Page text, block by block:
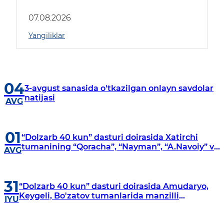
07.08.2026
Yangiliklar
04
AVG
3-avgust sanasida o'tkazilgan onlayn savdolar
natijasi
01
AVG
“Dolzarb 40 kun” dasturi doirasida Xatirchi
tumanining “Qoracha”, “Nayman”, “A.Navoiy” va
31
IYU
“Dolzarb 40 kun” dasturi doirasida Amudaryo,
Keygeli, Bo'zatov tumanlarida manzilli